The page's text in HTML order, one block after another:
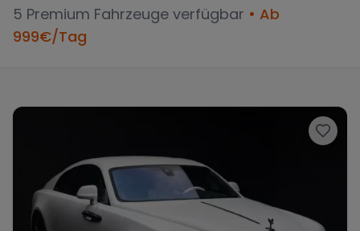
Sportwagen in der Mainmetropole
München
Große Auswahl an Luxusautos
Berlin
5 Premium Fahrzeuge verfügbar • Ab
999€/Tag